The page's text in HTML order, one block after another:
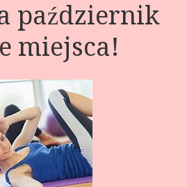
październik
miejsca!